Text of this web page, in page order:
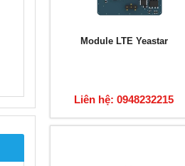
Module LTE Yeastar
Liên hệ: 0948232215